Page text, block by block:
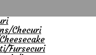
Checuri
Fursecuri